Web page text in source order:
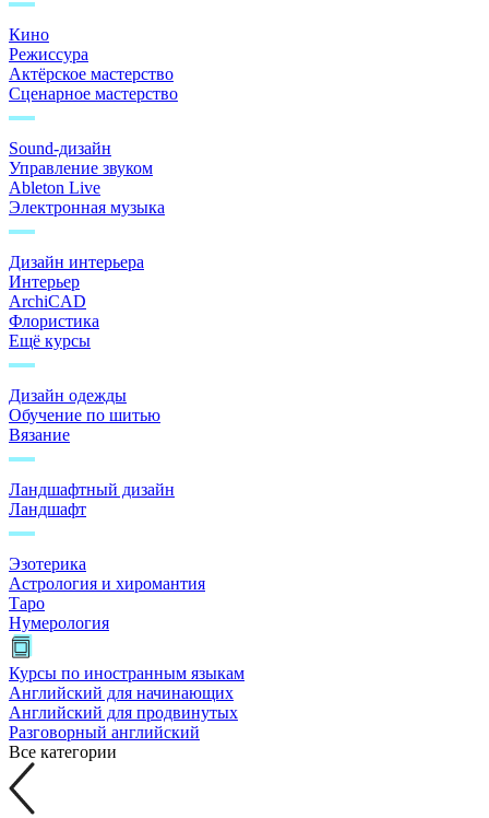
Кино
Режиссура
Актёрское мастерство
Сценарное мастерство
Sound-дизайн
Управление звуком
Ableton Live
Электронная музыка
Дизайн интерьера
Интерьер
ArchiCAD
Флористика
Ещё курсы
Дизайн одежды
Обучение по шитью
Вязание
Ландшафтный дизайн
Ландшафт
Эзотерика
Астрология и хиромантия
Таро
Нумерология
Курсы по иностранным языкам
Английский для начинающих
Английский для продвинутых
Разговорный английский
Все категории